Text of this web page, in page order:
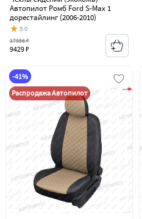
Автопилот Ромб Ford S-Max 1
дорестайлинг (2006-2010)
5.0
9429 ₽
17356 ₽
-41%
Распродажа Автопилот